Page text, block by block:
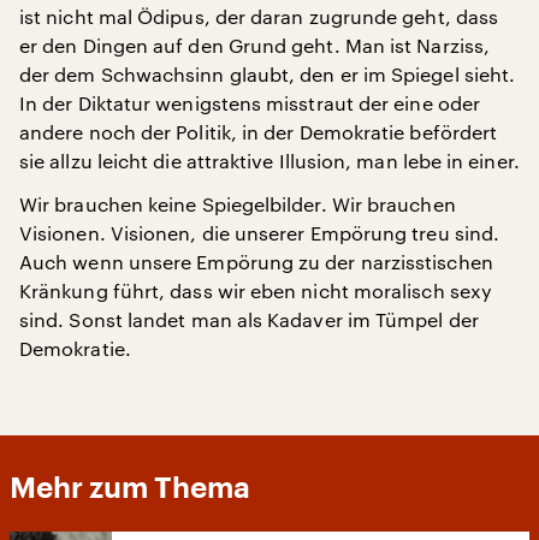
ist nicht mal Ödipus, der daran zugrunde geht, dass
er den Dingen auf den Grund geht. Man ist Narziss,
der dem Schwachsinn glaubt, den er im Spiegel sieht.
In der Diktatur wenigstens misstraut der eine oder
andere noch der Politik, in der Demokratie befördert
sie allzu leicht die attraktive Illusion, man lebe in einer.
Wir brauchen keine Spiegelbilder. Wir brauchen
Visionen. Visionen, die unserer Empörung treu sind.
Auch wenn unsere Empörung zu der narzisstischen
Kränkung führt, dass wir eben nicht moralisch sexy
sind. Sonst landet man als Kadaver im Tümpel der
Demokratie.
Mehr zum Thema